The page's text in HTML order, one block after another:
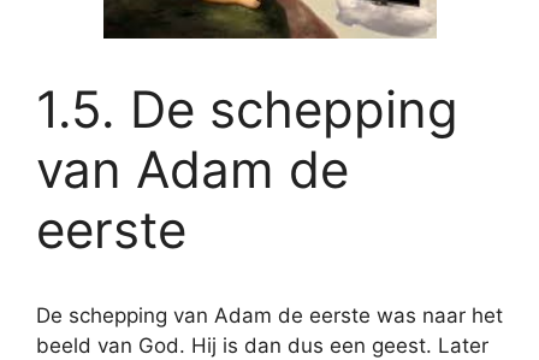
1.5. De schepping
van Adam de
eerste
De schepping van Adam de eerste was naar het
beeld van God. Hij is dan dus een geest. Later